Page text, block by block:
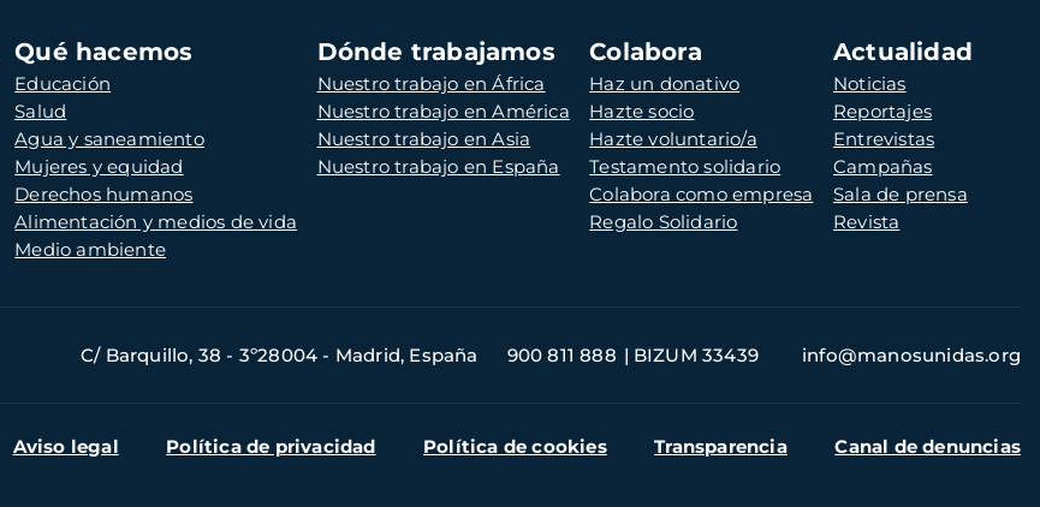
Qué hacemos
Educación
Salud
Agua y saneamiento
Mujeres y equidad
Derechos humanos
Alimentación y medios de vida
Medio ambiente
Dónde trabajamos
Nuestro trabajo en África
Nuestro trabajo en América
Nuestro trabajo en Asia
Nuestro trabajo en España
Colabora
Haz un donativo
Hazte socio
Hazte voluntario/a
Testamento solidario
Colabora como empresa
Regalo Solidario
Actualidad
Noticias
Reportajes
Entrevistas
Campañas
Sala de prensa
Revista
C/ Barquillo, 38 - 3º28004 - Madrid, España 900 811 888 BIZUM 33439 info@manosunidas.org
Aviso legal Política de privacidad Política de cookies Transparencia Canal de denuncias